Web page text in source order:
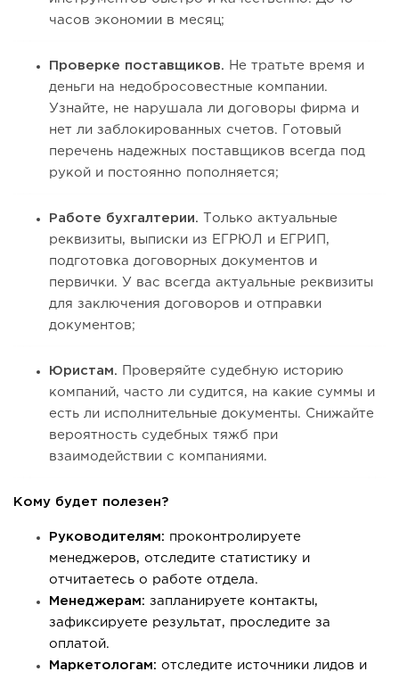
часов экономии в месяц;
Проверке поставщиков.
Не тратьте время и
деньги на недобросовестные компании.
Узнайте, не нарушала ли договоры фирма и
нет ли заблокированных счетов. Готовый
перечень надежных поставщиков всегда под
рукой и постоянно пополняется;
Работе бухгалтерии.
Только актуальные
реквизиты, выписки из ЕГРЮЛ и ЕГРИП,
подготовка договорных документов и
первички. У вас всегда актуальные реквизиты
для заключения договоров и отправки
документов;
Юристам. Проверяйте судебную историю
компаний, часто ли судится, на какие суммы и
есть ли исполнительные документы. Снижайте
вероятность судебных тяжб при
взаимодействии с компаниями.
Кому будет полезен?
Руководителям: проконтролируете
менеджеров, отследите статистику и
отчитаетесь о работе отдела.
Менеджерам: запланируете контакты,
зафиксируете результат, проследите за
оплатой.
Маркетологам: отследите источники лидов и